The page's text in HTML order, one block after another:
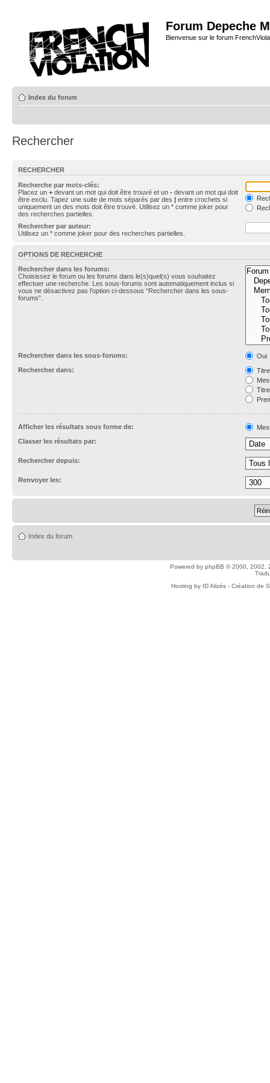
Forum Depeche
Bienvenue sur le forum
Index du forum
Rechercher
RECHERCHER
Recherche par mots-clés:
Placez un + devant un mot qui doit être trouvé et un - devant un mot qui doit
être exclu. Tapez une suite de mots séparés par des | entre crochets si
uniquement un des mots doit être trouvé. Utilisez un * comme joker pour
des recherches partielles.
Rechercher par auteur:
Utilisez un * comme joker pour des recherches partielles.
OPTIONS DE RECHERCHE
Rechercher dans les forums:
Choisissez le forum ou les forums dans le(s)quel(s) vous souhaitez
effectuer une recherche. Les sous-forums sont automatiquement inclus si
vous ne désactivez pas l’option ci-dessous “Rechercher dans les sous-
forums”.
Rechercher dans les sous-forums:
Oui
Rechercher dans:
Afficher les résultats sous forme de:
Classer les résultats par:
Rechercher depuis:
Renvoyer les:
Index du forum
Powered by phpBB © 2000, 2002,
Hosting by ID Alizés - Création de